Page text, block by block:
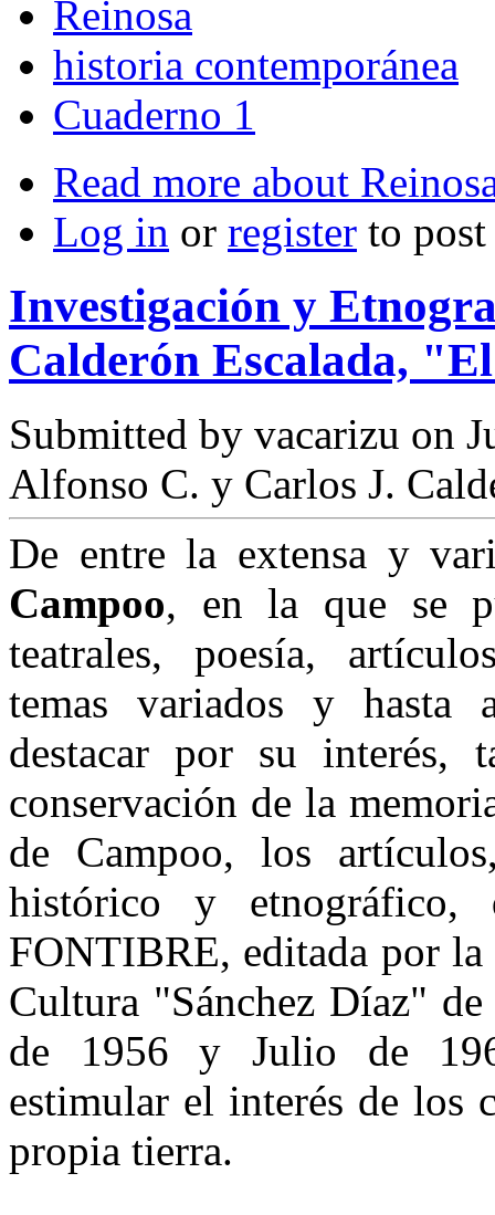
Reinosa
historia contemporánea
Cuaderno 1
Read more about
Log in or register to
Investigación y
Calderón Escalada,
Submitted by vacarizu on
Alfonso C. y Carlos J.
De entre la extensa y
Campoo, en la que se
teatrales, poesía,
temas variados y hasta
destacar por su interés,
conservación de la
de Campoo, los
histórico y etnográfico,
FONTIBRE, editada por la
Cultura "Sánchez Díaz"
de 1956 y Julio de
estimular el interés de los
propia tierra.